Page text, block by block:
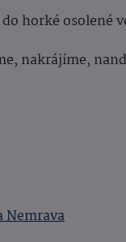
horké osolené
nakrájíme,
Nemrava